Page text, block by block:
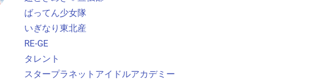
ばってん少女隊
いぎなり東北産
RE-GE
タレント
スタープラネットアイドルアカデミー